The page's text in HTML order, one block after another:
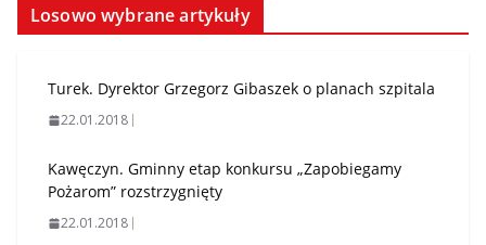
Losowo wybrane artykuły
Turek. Dyrektor Grzegorz Gibaszek o planach szpitala
22.01.2018
Kawęczyn. Gminny etap konkursu „Zapobiegamy
Pożarom” rozstrzygnięty
22.01.2018